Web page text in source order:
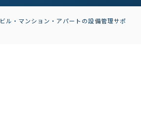
ビル・マンション・アパートの設備管理サポ